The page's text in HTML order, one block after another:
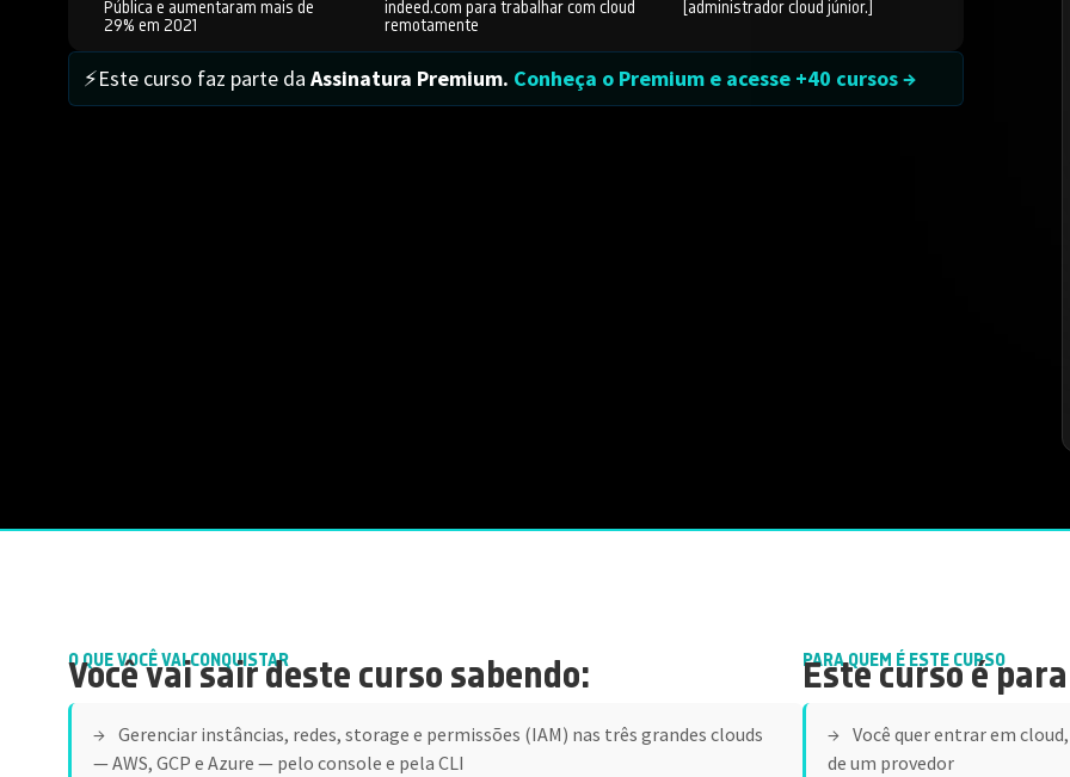
Pública e aumentaram mais de
29% em 2021
indeed.com para trabalhar com cloud
remotamente
[administrador cloud júnior.]
⚡Este curso faz parte da Assinatura Premium. Conheça o Premium e acesse +40 cursos →
O QUE VOCÊ VAI CONQUISTAR
Você vai sair deste curso sabendo:
Gerenciar instâncias, redes, storage e permissões (IAM) nas três grandes clouds
— AWS, GCP e Azure — pelo console e pela CLI
PARA QUEM É ESTE CURSO
Este curso é
Você quer entrar em
de um provedor